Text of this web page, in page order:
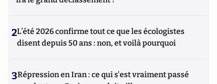
2L’été 2026 confirme tout ce que les écologistes
disent depuis 50 ans : non, et voilà pourquoi
3Répression en Iran : ce qui s'est vraiment passé